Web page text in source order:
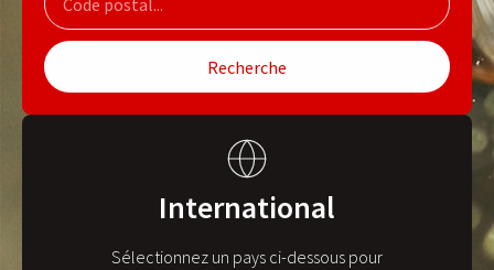
Recherche
International
Sélectionnez un pays ci-dessous pour